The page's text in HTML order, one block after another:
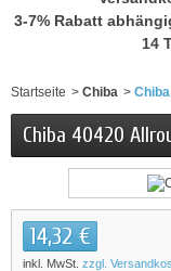
3-7% Rabatt
14
Startseite > Chiba >
Chiba 40420
14,32 €
inkl. MwSt. zzgl.